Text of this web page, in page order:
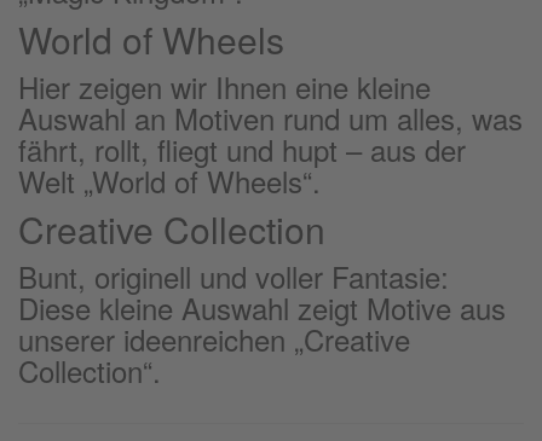
World of Wheels
Hier zeigen wir Ihnen eine kleine
Auswahl an Motiven rund um alles, was
fährt, rollt, fliegt und hupt – aus der
Welt „World of Wheels“.
Creative Collection
Bunt, originell und voller Fantasie:
Diese kleine Auswahl zeigt Motive aus
unserer ideenreichen „Creative
Collection“.